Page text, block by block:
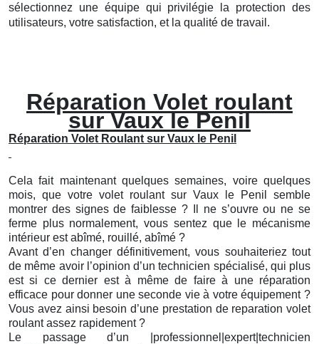
sélectionnez une équipe qui privilégie la protection des
utilisateurs, votre satisfaction, et la qualité de travail.
Réparation Volet roulant
sur Vaux le Penil
Réparation Volet Roulant sur Vaux le Penil
Cela fait maintenant quelques semaines, voire quelques
mois, que votre volet roulant sur Vaux le Penil semble
montrer des signes de faiblesse ? Il ne s’ouvre ou ne se
ferme plus normalement, vous sentez que le mécanisme
intérieur est abîmé, rouillé, abîmé ?
Avant d’en changer définitivement, vous souhaiteriez tout
de même avoir l’opinion d’un technicien spécialisé, qui plus
est si ce dernier est à même de faire à une réparation
efficace pour donner une seconde vie à votre équipement ?
Vous avez ainsi besoin d’une prestation de reparation volet
roulant assez rapidement ?
Le passage d’un |professionnel|expert|technicien